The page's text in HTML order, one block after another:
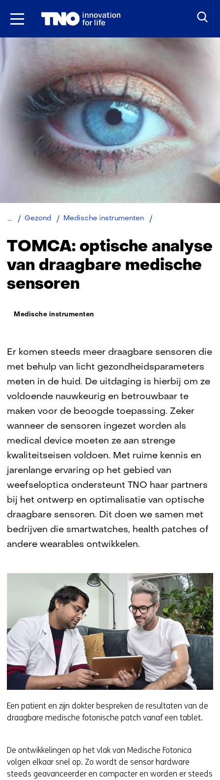
Ga
Gezond Medische instrumenten
van
draagbare
medische
TOMCA: optische analyse
van draagbare medische
sensoren
Thema:
Medische instrumenten
Er komen steeds meer draagbare sensoren die
met behulp van licht gezondheidsparameters
meten in de huid. De uitdaging is hierbij om ze
voldoende nauwkeurig en betrouwbaar te
maken voor de beoogde toepassing. Zeker
wanneer de sensoren ingezet worden als
medical device moeten ze aan strenge
kwaliteitseisen voldoen. Met ruime kennis en
jarenlange ervaring op het gebied van
weefseloptica ondersteunt TNO haar partners
bij het ontwerp en optimalisatie van optische
draagbare sensoren. Dit doen we samen met
bedrijven die smartwatches, health patches of
andere wearables ontwikkelen.
Een patient en zijn dokter bespreken de resultaten van de
draagbare medische fotonische patch vanaf een tablet.
De ontwikkelingen op het vlak van Medische Fotonica
volgen elkaar snel op. Zo wordt de sensor hardware
steeds geavanceerder en compacter en worden er steeds